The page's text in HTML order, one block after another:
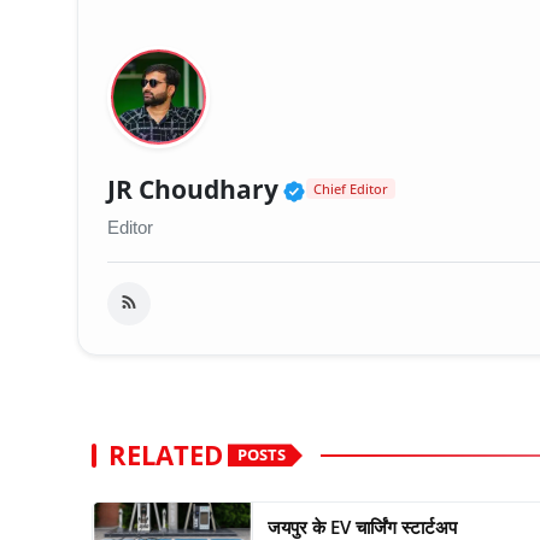
JR Choudhary Verified Public
Chief Editor
Editor
RELATED POSTS
जयपुर के EV चार्जिंग स्टार्टअप